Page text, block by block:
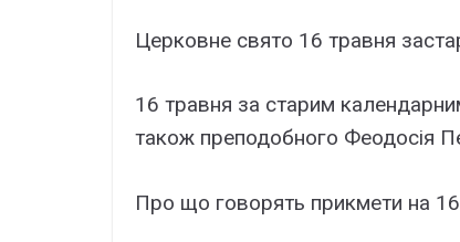
Церковне свято 16 травня
16 травня за старим
також преподобного Феодосія
Про що говорять прикмети на